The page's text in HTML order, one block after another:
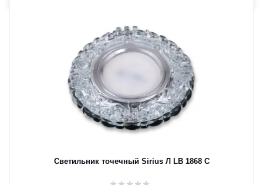
Светильник точечный Sirius Л LB 1868 C